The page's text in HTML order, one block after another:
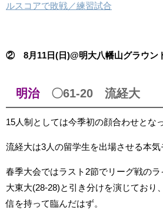
ルスコアで敗戦／練習試合
② 8月11日(日)@明大八幡山グラウン
明治〇61-20 流経大
15人制としては今季初の顔合わせとな
流経大は3人の留学生を出場させる本気
春季大会ではラスト2節でリーグ戦のラ
大東大(28-28)と引き分けを演じており
信を持って臨んだはず。